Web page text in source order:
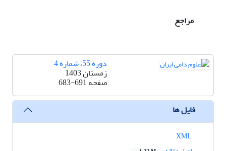
مراجع
دوره 55، شماره 4
زمستان 1403
صفحه683-691
فایل ها